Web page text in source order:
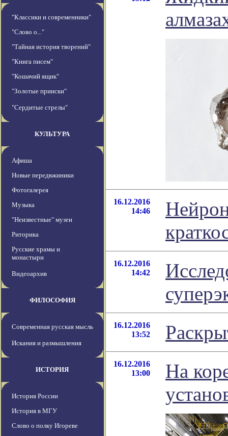
"Классики и современники"
"Слово о..."
"Тайная история творений"
"Книга писем"
"Кошачий ящик"
"Золотые прииски"
"Сердитые стрелы"
КУЛЬТУРА
Афиша
Новые передвжиники
Фотогалерея
Музыка
"Неизвестные" музеи
Риторика
Русские храмы и
монастыри
Видеоархив
ФИЛОСОФИЯ
Современная русская мысль
Искания и размышления
ИСТОРИЯ
История России
История в МГУ
Слово о полку Игореве
16.12.2016
14:46
16.12.2016
14:42
16.12.2016
13:52
16.12.2016
13:00
На